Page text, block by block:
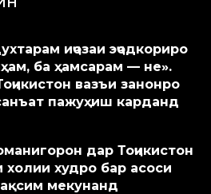
иҷозаи эҷодкориро
ба ҳамсарам — не».
вазъи занонро
пажуҳиш карданд
дар Тоҷикистон
холии худро бар асоси
мекунанд